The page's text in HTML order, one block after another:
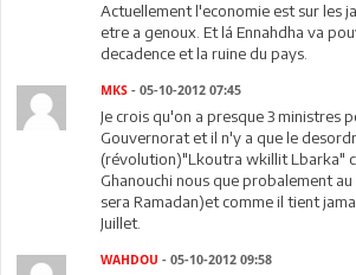
Actuellement l'economie est sur les
etre a genoux. Et lá Ennahdha va
decadence et la ruine du pays.
MKS - 05-10-2012 07:45
Je crois qu'on a presque 3 ministres
Gouvernorat et il n'y a que le
(révolution)"Lkoutra wkillit Lbarka"
Ghanouchi nous que probalement au
sera Ramadan)et comme il tient
Juillet.
WAHDOU - 05-10-2012 09:58